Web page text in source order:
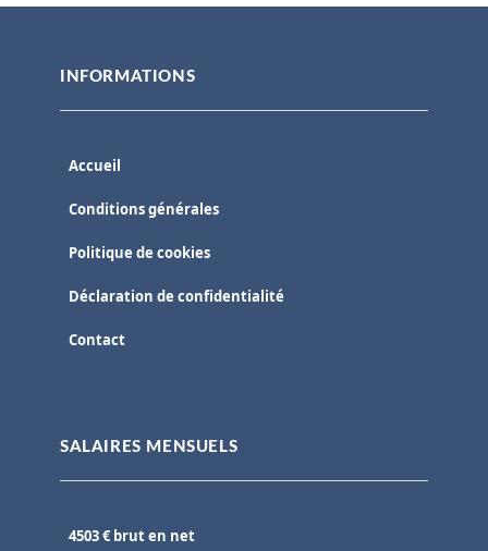
INFORMATIONS
Accueil
Conditions générales
Politique de cookies
Déclaration de confidentialité
Contact
SALAIRES MENSUELS
4503 € brut en net